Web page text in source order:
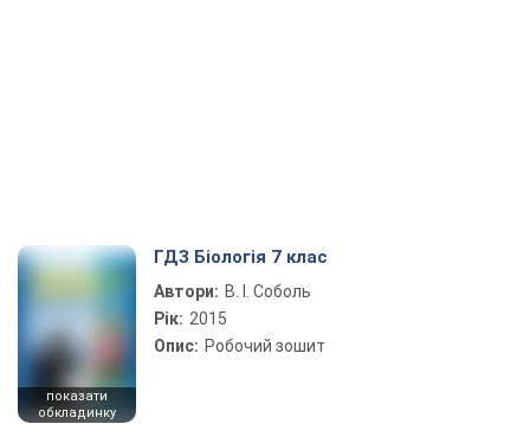
показати
обкладинку
ГДЗ Біологія 7 клас
Автори: В. І. Соболь
Рік: 2015
Опис: Робочий зошит